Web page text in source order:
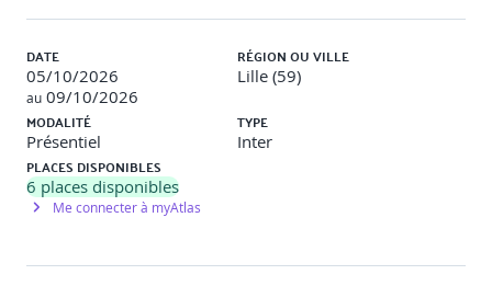
Création d’interfaces utilisateur interactives
Gestion des utilisateurs au sein d'une API REST
Mise en œuvre des fonctionnalités d'inscription,
de connexion et de gestion des mots de passe
utilisateurs
autorisations
DATE
05/10/2026
au 09/10/2026
RÉGION OU VILLE
Lille (59)
MODALITÉ
Présentiel
TYPE
Inter
PLACES DISPONIBLES
6 places disponibles
Me connecter à myAtlas